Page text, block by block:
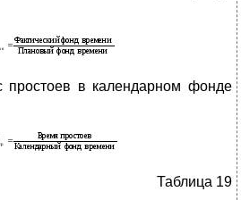
простоев в календарном фонде
Таблица 19